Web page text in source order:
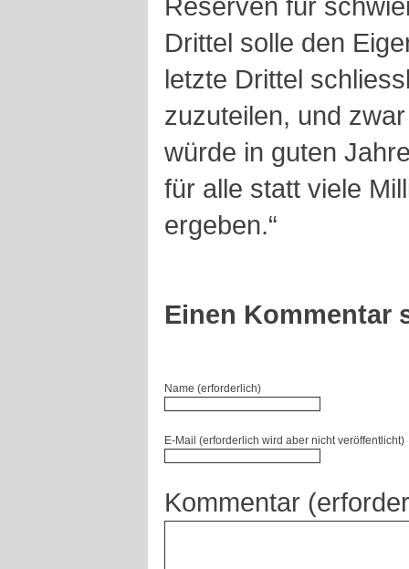
Drittel solle den
letzte Drittel
zuzuteilen, und
würde in guten
für alle statt viele
ergeben.“
Einen Kommentar
Name (erforderlich)
E-Mail (erforderlich wird aber nicht veröffentlicht)
Kommentar